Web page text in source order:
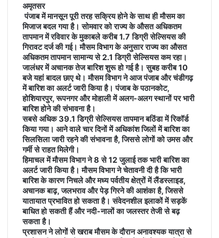
अमृतसर
पंजाब में मानसून पूरी तरह सक्रिय होने के साथ ही मौसम का
मिजाज बदल गया है। सोमवार को राज्य के औसत अधिकतम
तापमान में रविवार के मुकाबले करीब 1.7 डिग्री सेल्सियस की
गिरावट दर्ज की गई। मौसम विभाग के अनुसार राज्य का औसत
अधिकतम तापमान सामान्य से 2.1 डिग्री सेल्सियस कम रहा।
जालंधर में अचानक तेज बारिश शुरू हो गई है। सुबह करीब 10
बजे यहां बादल छाए थे। मौसम विभाग ने आज पंजाब और चंडीगढ़
में बारिश का अलर्ट जारी किया है। पंजाब के पठानकोट,
होशियारपुर, रूपनगर और मोहाली में अलग-अलग स्थानों पर भारी
बारिश होने की संभावना है।
सबसे अधिक 39.1 डिग्री सेल्सियस तापमान बठिंडा में रिकॉर्ड
किया गया। आने वाले चार दिनों में अधिकांश जिलों में बारिश का
सिलसिला जारी रहने की संभावना है, जिससे लोगों को उमस और
गर्मी से राहत मिलेगी।
हिमाचल में मौसम विभाग ने 8 से 12 जुलाई तक भारी बारिश का
अलर्ट जारी किया है। मौसम विभाग ने चेतावनी दी है कि भारी
बारिश के कारण निचले और मध्य पर्वतीय क्षेत्रों में लैंडस्लाइड,
अचानक बाढ़, जलभराव और पेड़ गिरने की आशंका है, जिससे
यातायात प्रभावित हो सकता है। संवेदनशील इलाकों में सड़कें
बाधित हो सकती हैं और नदी-नालों का जलस्तर तेजी से बढ़
सकता है।
प्रशासन ने लोगों से खराब मौसम के दौरान अनावश्यक यात्रा से